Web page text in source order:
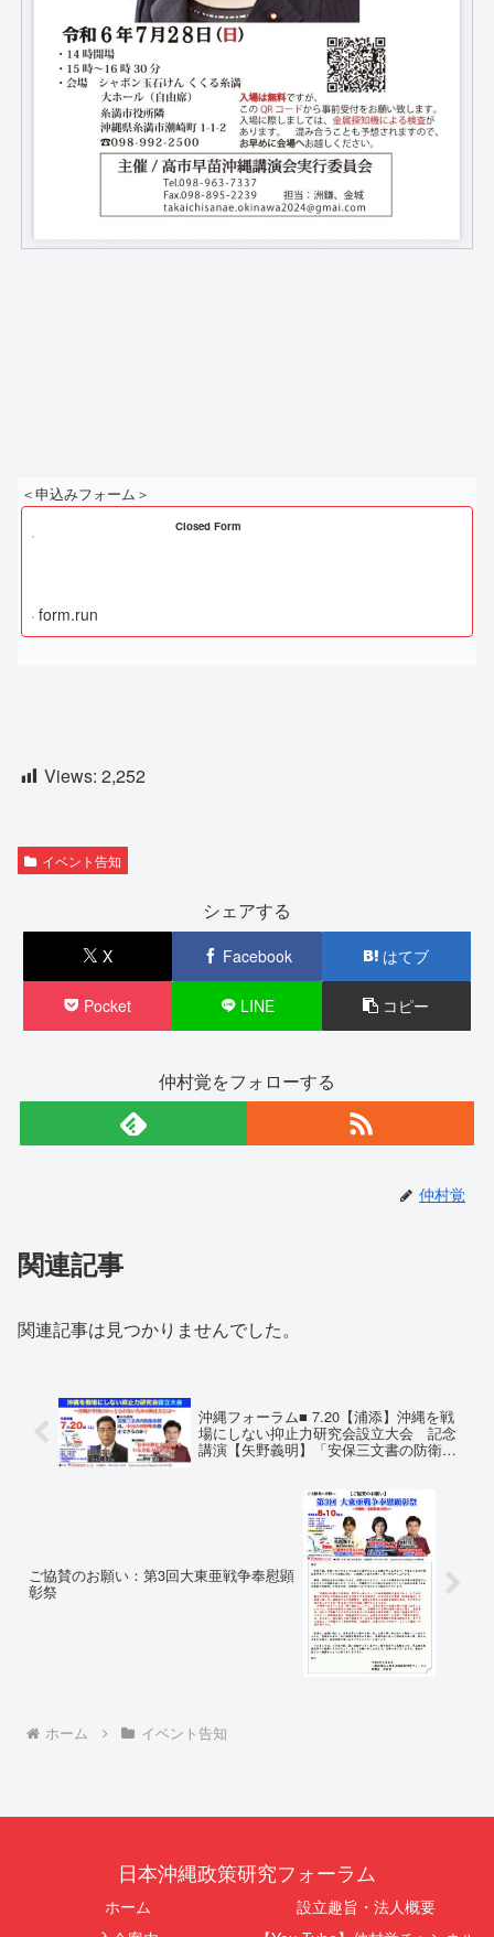
＜申込みフォーム＞
Closed Form
form.run
Views: 2,252
イベント告知
シェアする
X Facebook はてブ
Pocket LINE コピー
仲村覚をフォローする
仲村覚
関連記事
関連記事は見つかりませんでした。
沖縄フォーラム■ 7.20【浦添】沖縄を戦
場にしない抑止力研究会設立大会 記念
講演【矢野義明】「安保三文書の防衛体
ご協賛のお願い：第3回大東亜戦争奉慰顕
彰祭
ホーム イベント告知
日本沖縄政策研究フォーラム
ホーム
設立趣旨・法人概要